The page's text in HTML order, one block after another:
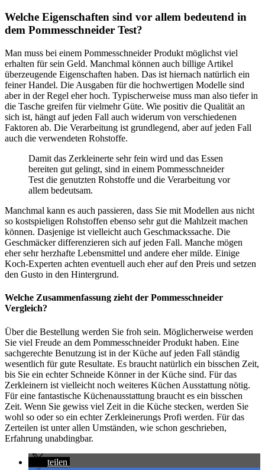
Welche Eigenschaften sind vor allem bedeutend in
dem Pommesschneider Test?
Man muss bei einem Pommesschneider Produkt möglichst viel
erhalten für sein Geld. Manchmal können auch billige Artikel
überzeugende Eigenschaften haben. Das ist hiernach natürlich ein
feiner Handel. Die Ausgaben für die hochwertigen Modelle sind
aber in der Regel eher hoch. Typischerweise muss man also tiefer in
die Tasche greifen für vielmehr Güte. Wie positiv die Qualität an
sich ist, hängt auf jeden Fall auch widerum von verschiedenen
Faktoren ab. Die Verarbeitung ist grundlegend, aber auf jeden Fall
auch die verwendeten Rohstoffe.
Damit das Zerkleinerte sehr fein wird und das Essen
bereiten gut gelingt, sind in einem Pommesschneider
Test die genutzten Rohstoffe und die Verarbeitung vor
allem bedeutsam.
Manchmal kann es auch passieren, dass Sie mit Modellen aus nicht
so kostspieligen Rohstoffen ebenso sehr gut die Mahlzeit machen
können. Dasjenige ist vielleicht auch Geschmackssache. Die
Geschmäcker differenzieren sich auf jeden Fall. Manche mögen
eher sehr herzhafte Lebensmittel und andere eher milde. Einige
Koch-Experten achten eventuell auch eher auf den Preis und setzen
den Gusto in den Hintergrund.
Welche Zusammenfassung zieht der Pommesschneider
Vergleich?
Über die Bestellung werden Sie froh sein. Möglicherweise werden
Sie viel Freude an dem Pommesschneider Produkt haben. Eine
sachgerechte Benutzung ist in der Küche auf jeden Fall ständig
wesentlich für gute Resultate. Es braucht natürlich ein bisschen Zeit,
bis Sie ein echter Schneide Könner in der Küche sind. Für das
Zerkleinern ist vielleicht noch weiteres Küchen Ausstattung nötig.
Für eine fantastische Küchenausstattung braucht es ein bisschen
Zeit. Wenn Sie gewiss viel Zeit in die Küche stecken, werden Sie
wohl so oder so ein echter Zerkleinerungs Profi werden. Für das
Zerteilen ist unter allen Umständen, wie schon geschrieben,
Erfahrung unabdingbar.
teilen